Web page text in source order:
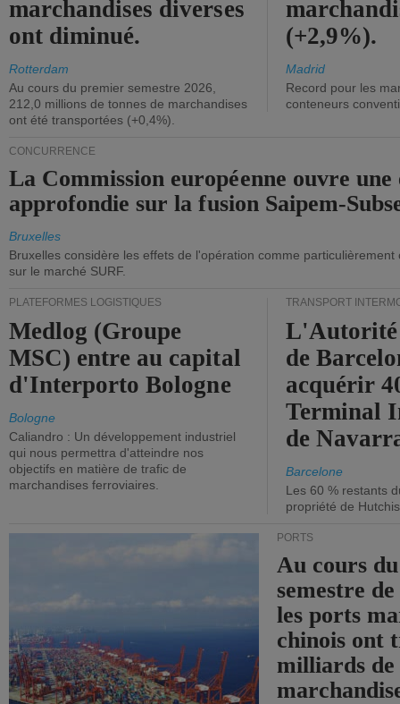
marchandises diverses
ont diminué.
Rotterdam
Au cours du premier semestre 2026,
212,0 millions de tonnes de marchandises
ont été transportées (+0,4%).
(+2,9%).
Madrid
Record pour les
conteneurs
CONCURRENCE
La Commission européenne ouvre une
approfondie sur la fusion Saipem-
Bruxelles
Bruxelles considère les effets de l'opération comme
sur le marché SURF.
PLATEFORMES LOGISTIQUES
Medlog (Groupe
MSC) entre au capital
d'Interporto Bologne
Bologne
Caliandro : Un développement industriel
qui nous permettra d'atteindre nos
objectifs en matière de trafic de
marchandises ferroviaires.
TRANSPORT
de
acquérir
Terminal
de
Barcelone
Les 60 % restants
propriété de
PORTS
Au cours
semestre
les ports
chinois ont
milliards de